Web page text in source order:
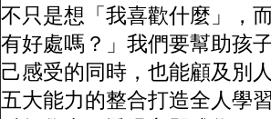
不只是想「我喜歡什麼」，
有好處嗎？」我們要幫助孩
己感受的同時，也能顧及別
五大能力的整合打造全人學